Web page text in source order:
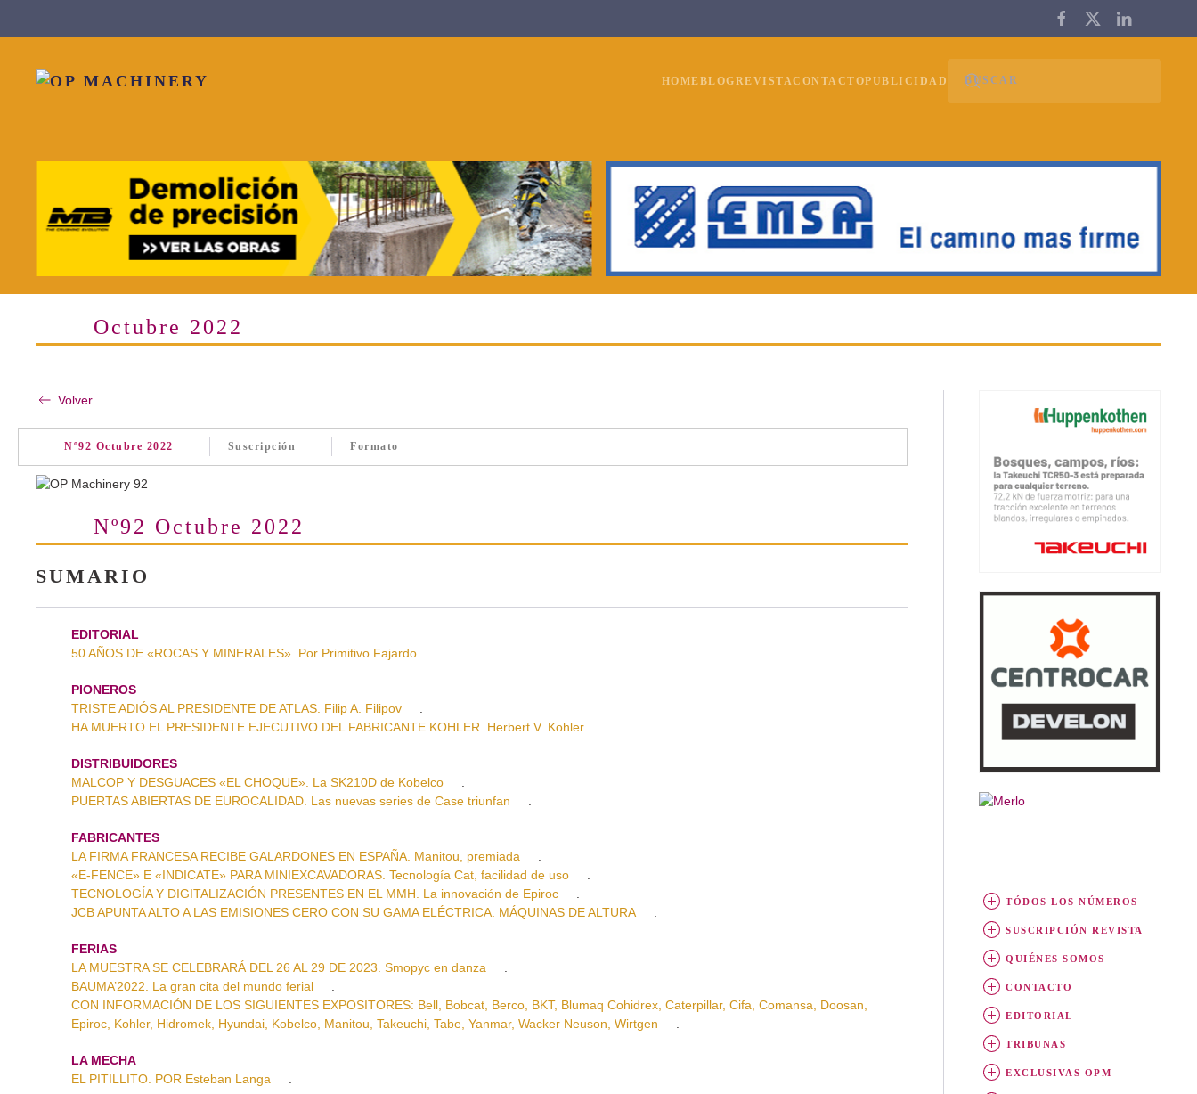
HOMEBLOGREVISTACONTACTOPUBLICIDAD
Octubre 2022
Volver
Nº92 Octubre 2022 Suscripción Formato
Nº92 Octubre 2022
SUMARIO
EDITORIAL
50 AÑOS DE «ROCAS Y MINERALES». Por Primitivo Fajardo
.
PIONEROS
TRISTE ADIÓS AL PRESIDENTE DE ATLAS. Filip A. Filipov
.
HA MUERTO EL PRESIDENTE EJECUTIVO DEL FABRICANTE KOHLER. Herbert V. Kohler.
DISTRIBUIDORES
MALCOP Y DESGUACES «EL CHOQUE». La SK210D de Kobelco
.
PUERTAS ABIERTAS DE EUROCALIDAD. Las nuevas series de Case triunfan
.
FABRICANTES
LA FIRMA FRANCESA RECIBE GALARDONES EN ESPAÑA. Manitou, premiada
.
«E-FENCE» E «INDICATE» PARA MINIEXCAVADORAS. Tecnología Cat, facilidad de uso
.
TECNOLOGÍA Y DIGITALIZACIÓN PRESENTES EN EL MMH. La innovación de Epiroc
.
JCB APUNTA ALTO A LAS EMISIONES CERO CON SU GAMA ELÉCTRICA. MÁQUINAS DE ALTURA
.
FERIAS
LA MUESTRA SE CELEBRARÁ DEL 26 AL 29 DE 2023. Smopyc en danza
.
BAUMA’2022. La gran cita del mundo ferial
.
CON INFORMACIÓN DE LOS SIGUIENTES EXPOSITORES: Bell, Bobcat, Berco, BKT, Blumaq Cohidrex, Caterpillar, Cifa, Comansa, Doosan,
Epiroc, Kohler, Hidromek, Hyundai, Kobelco, Manitou, Takeuchi, Tabe, Yanmar, Wacker Neuson, Wirtgen
.
LA MECHA
EL PITILLITO. POR Esteban Langa
.
TÓDOS LOS NÚMEROS
SUSCRIPCIÓN REVISTA
QUIÉNES SOMOS
CONTACTO
EDITORIAL
TRIBUNAS
EXCLUSIVAS OPM